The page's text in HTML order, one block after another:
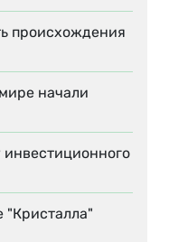
происхождения
начали
"Кристалла"